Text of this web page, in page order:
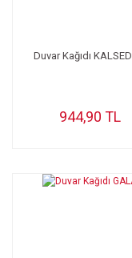
Duvar Kağıdı
944,90 TL